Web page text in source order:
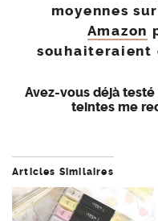
moyennes
Amazon
souhaiteraient
Avez-vous déjà
teintes me
Articles Similaires